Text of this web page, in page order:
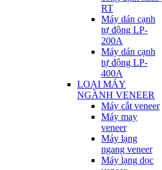
RT
Máy dán cạnh
tự động LP-
200A
Máy dán cạnh
tự động LP-
400A
LOẠI MÁY
NGÀNH VENEER
Máy cắt veneer
Máy may
veneer
Máy lạng
ngang veneer
Máy lạng dọc